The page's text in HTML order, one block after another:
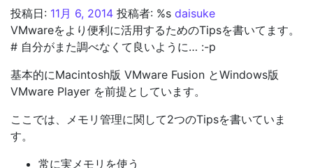
投稿日: 11月 6, 2014 投稿者: %s daisuke
VMwareをより便利に活用するためのTipsを書いてます。
# 自分がまた調べなくて良いように… :-p
基本的にMacintosh版 VMware Fusion とWindows版
VMware Player を前提としています。
ここでは、メモリ管理に関して2つのTipsを書いていま
す。
常に実メモリを使う